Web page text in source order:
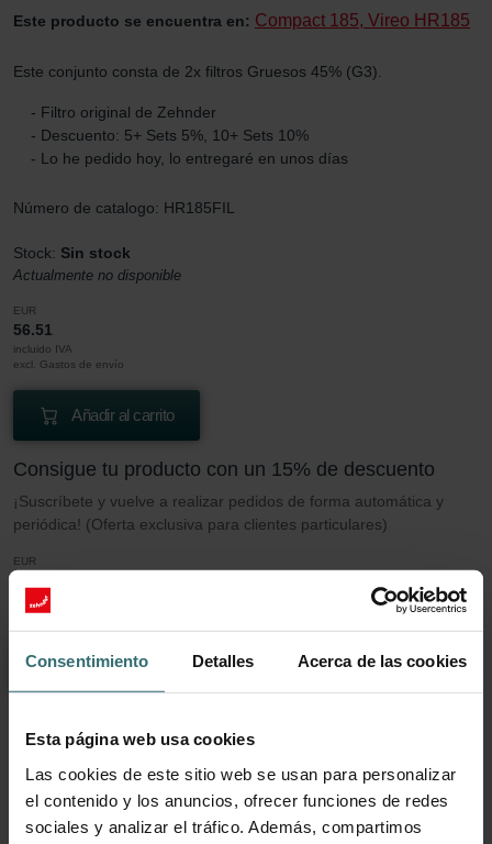
Consentimiento Detalles Acerca de las cookies
Esta página web usa cookies
Las cookies de este sitio web se usan para personalizar
el contenido y los anuncios, ofrecer funciones de redes
sociales y analizar el tráfico. Además, compartimos
Este producto se encuentra en: Compact 185, Vireo HR185
Este conjunto consta de 2x filtros Gruesos 45% (G3).
- Filtro original de Zehnder
- Descuento: 5+ Sets 5%, 10+ Sets 10%
- Lo he pedido hoy, lo entregaré en unos días
Número de catalogo: HR185FIL
Stock: Sin stock
Actualmente no disponible
EUR
56.51
incluido IVA
excl. Gastos de envío
Añadir al carrito
Consigue tu producto con un 15% de descuento
¡Suscríbete y vuelve a realizar pedidos de forma automática y
periódica! (Oferta exclusiva para clientes particulares)
EUR
incluido IVA
excl. Gastos de envío
Suscribir
filtros 2x Coarse 45% (G3)